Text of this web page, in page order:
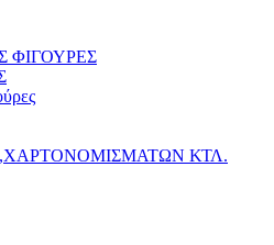
ΦΙΓΟΥΡΕΣ
ΚΤΛ.